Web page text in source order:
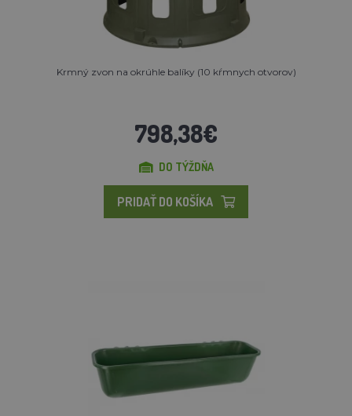
Krmný zvon na okrúhle balíky (10 kŕmnych otvorov)
798,38€
DO TÝŽDŇA
PRIDAŤ DO KOŠÍKA